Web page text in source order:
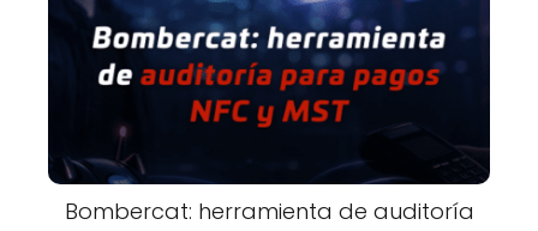
Bombercat: herramienta de auditoría